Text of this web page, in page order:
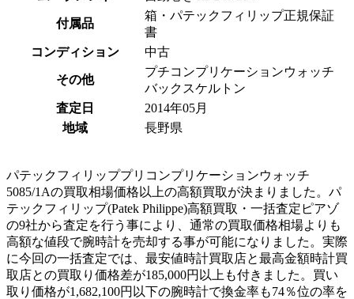
付属品
箱・パテックフィリップ正規保証
書
コンディション
中古
その他
プチコンプリケーションウォッチ
バックスケルトン
査定日
2014年05月
地域
長野県
パテックフィリッププリコンプリケーションウォッチ
5085/1Aの買取相場価格以上の高額買取が決まりました。パ
テックフィリップ(Patek Philippe)高額買取・一括査定ピアゾ
の9社から査定を行う事により、通常の買取価格相場よりも
高額な値段で腕時計を売却する事が可能になりました。実際
に今回の一括査定では、最安値時計買取店と最高金額時計買
取店との買取り価格差が185,000円以上も付きました。買い
取り価格が1,682,100円以下の腕時計で換金率も74％位の率を